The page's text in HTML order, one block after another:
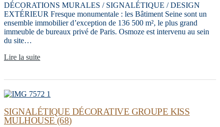
DÉCORATIONS MURALES / SIGNALÉTIQUE / DESIGN
EXTÉRIEUR Fresque monumentale : les Bâtiment Seine sont un
ensemble immobilier d’exception de 136 500 m², le plus grand
immeuble de bureaux privé de Paris. Osmoze est intervenu au sein
du site…
Lire la suite
SIGNALÉTIQUE DÉCORATIVE GROUPE KISS
MULHOUSE (68)